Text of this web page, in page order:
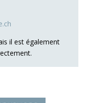
il est également